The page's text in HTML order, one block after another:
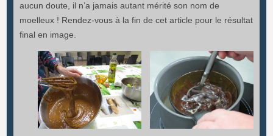
aucun doute, il n’a jamais autant mérité son nom de
moelleux ! Rendez-vous à la fin de cet article pour le résultat
final en image.